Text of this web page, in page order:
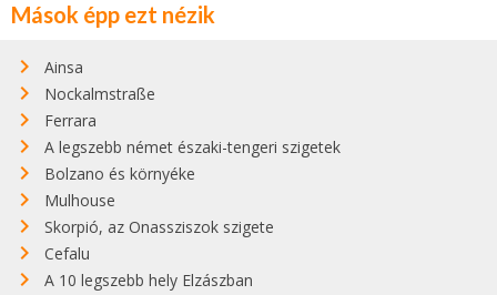
Mások épp ezt nézik
Ainsa
Nockalmstraße
Ferrara
A legszebb német északi-tengeri szigetek
Bolzano és környéke
Mulhouse
Skorpió, az Onassziszok szigete
Cefalu
A 10 legszebb hely Elzászban